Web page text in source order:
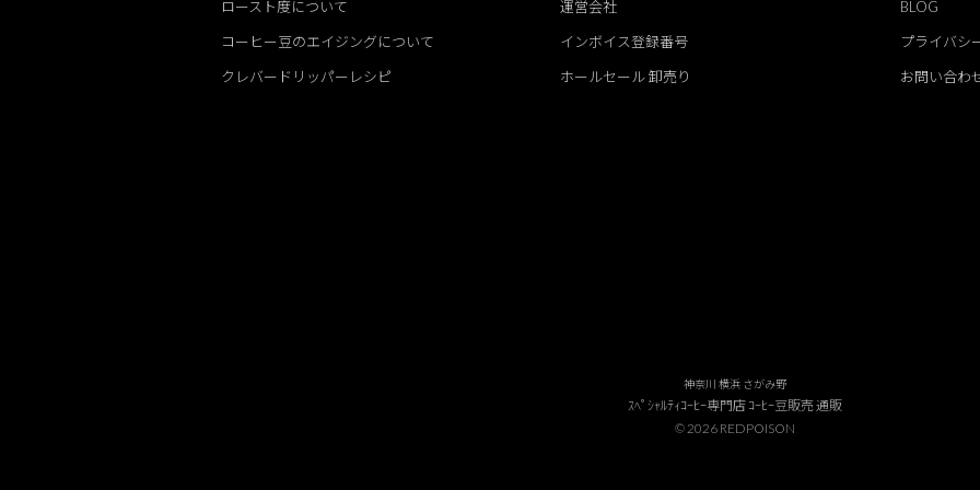
ロースト度について
コーヒー豆のエイジングについて
クレバードリッパーレシピ
運営会社
インボイス登録番号
ホールセール 卸売り
BLOG
プライバシ
お問い合わ
神奈川 横浜 さがみ野
ｽﾍﾟｼｬﾙﾃｨｺｰﾋｰ専門店 ｺｰﾋｰ豆販売 通販
© 2026 REDPOISON